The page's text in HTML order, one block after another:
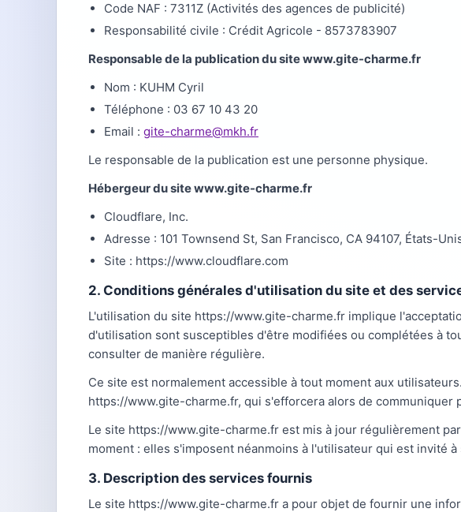
Code NAF : 7311Z (Activités des agences de publicité)
Responsabilité civile : Crédit Agricole - 8573783907
Responsable de la publication du site www.gite-charme.fr
Nom : KUHM Cyril
Téléphone : 03 67 10 43 20
Email : gite-charme@mkh.fr
Le responsable de la publication est une personne physique.
Hébergeur du site www.gite-charme.fr
Cloudflare, Inc.
Adresse : 101 Townsend St, San Francisco, CA 94107, États-
Site : https://www.cloudflare.com
2. Conditions générales d'utilisation du site et des
L'utilisation du site https://www.gite-charme.fr implique
d'utilisation sont susceptibles d'être modifiées ou complétées à
consulter de manière régulière.
Ce site est normalement accessible à tout moment aux
https://www.gite-charme.fr, qui s'efforcera alors de
Le site https://www.gite-charme.fr est mis à jour régulièrement
moment : elles s'imposent néanmoins à l'utilisateur qui est invité
3. Description des services fournis
Le site https://www.gite-charme.fr a pour objet de fournir une